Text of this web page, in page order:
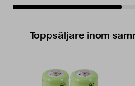
Toppsäljare inom